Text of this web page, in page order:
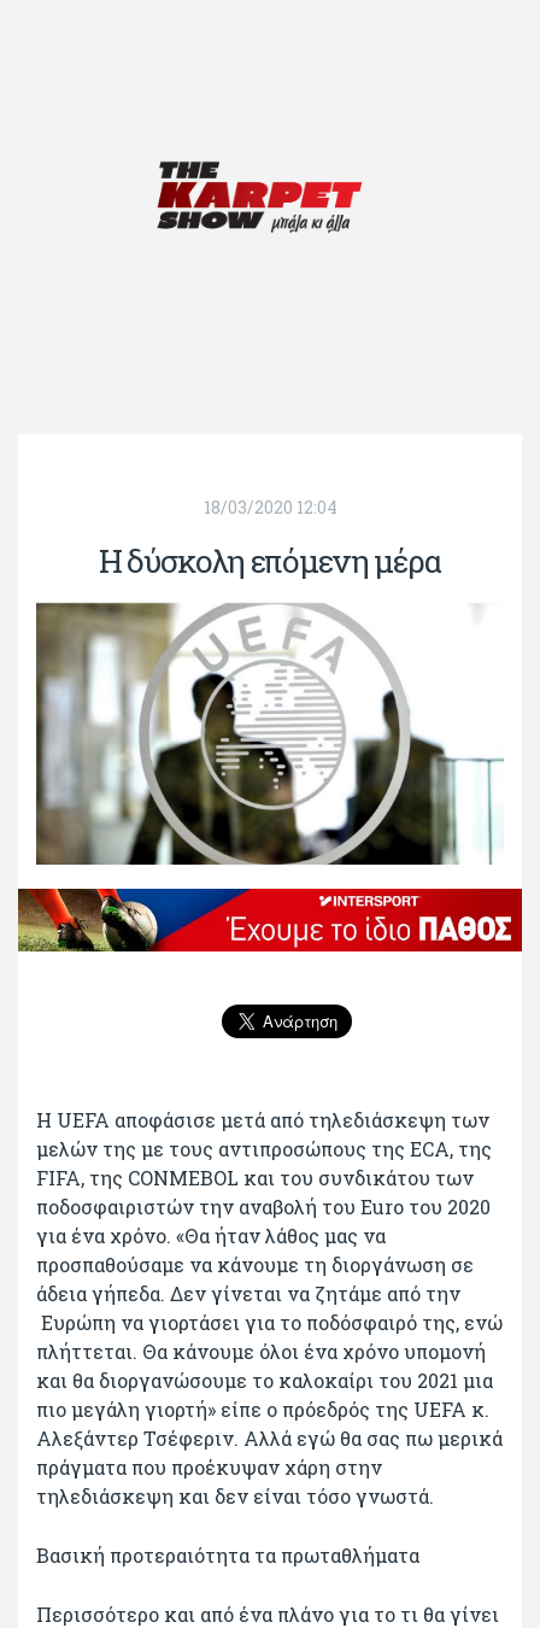
18/03/2020 12:04
Η δύσκολη επόμενη μέρα
H UEFA αποφάσισε μετά από τηλεδιάσκεψη των
μελών της με τους αντιπροσώπους της ECA, της
FIFA, της CONMEBOL και του συνδικάτου των
ποδοσφαιριστών την αναβολή του Euro του 2020
για ένα χρόνο. «Θα ήταν λάθος μας να
προσπαθούσαμε να κάνουμε τη διοργάνωση σε
άδεια γήπεδα. Δεν γίνεται να ζητάμε από την
Ευρώπη να γιορτάσει για το ποδόσφαιρό της, ενώ
πλήττεται. Θα κάνουμε όλοι ένα χρόνο υπομονή
και θα διοργανώσουμε το καλοκαίρι του 2021 μια
πιο μεγάλη γιορτή» είπε ο πρόεδρός της UEFA κ.
Αλεξάντερ Τσέφεριν. Αλλά εγώ θα σας πω μερικά
πράγματα που προέκυψαν χάρη στην
τηλεδιάσκεψη και δεν είναι τόσο γνωστά.
Βασική προτεραιότητα τα πρωταθλήματα
Περισσότερο και από ένα πλάνο για το τι θα γίνει